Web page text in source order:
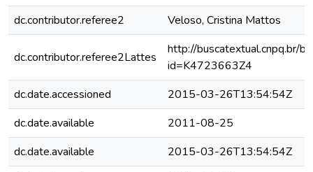
dc.contributor.referee2
Veloso, Cristina Mattos
dc.contributor.referee2Lattes
http://buscatextual.cnpq.br/
id=K4723663Z4
dc.date.accessioned
2015-03-26T13:54:54Z
dc.date.available
2011-08-25
dc.date.available
2015-03-26T13:54:54Z